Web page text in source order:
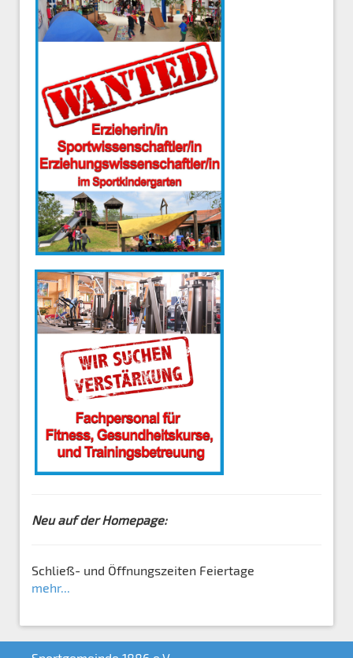
Neu auf der Homepage:
Schließ- und Öffnungszeiten Feiertage
mehr...